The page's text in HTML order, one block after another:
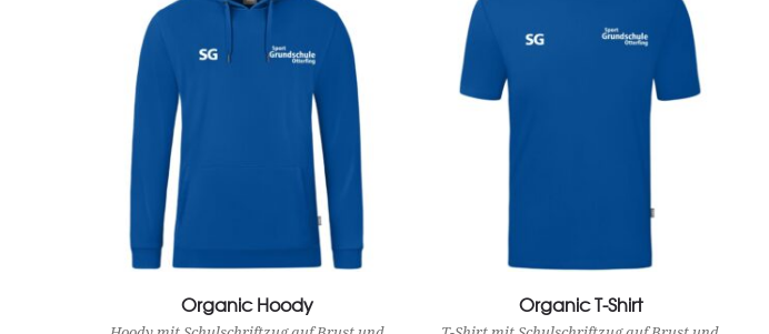
View Product
Organic Hoody View Product
Organic T-Shirt